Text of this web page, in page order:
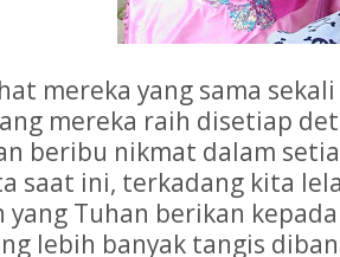
mereka yang sama
mereka raih disetiap
beribu nikmat dalam
saat ini, terkadang kita
yang Tuhan berikan
lebih banyak tangis